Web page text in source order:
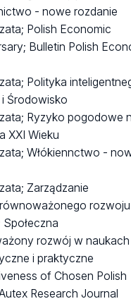
- nowe rozdanie
Polish Economic
Bulletin Polish
Polityka
Środowisko
Ryzyko pogodowe
XXI Wieku
Włókiennctwo -
Zarządzanie
rozwoju
rozwój w
i praktyczne
of Chosen Polish
Research Journal